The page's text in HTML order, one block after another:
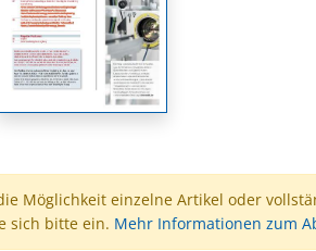
Möglichkeit einzelne Artikel oder
sich bitte ein. Mehr Informationen zum